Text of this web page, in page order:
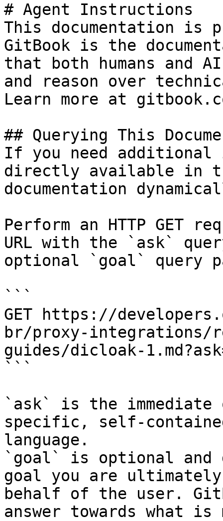
# Agent Instructions
This documentation is
GitBook is the
that both humans and
and reason over
Learn more at
## Querying This
If you need
directly available in
documentation
Perform an HTTP GET
URL with the `ask`
optional `goal` query
```
GET https://
br/proxy-integrations/
guides/dicloak-
```
`ask` is the
specific, self-
language.
`goal` is optional and
goal you are
behalf of the user.
answer towards what